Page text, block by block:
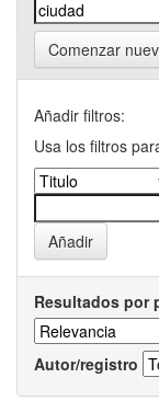
Comenzar
Añadir filtros:
Usa los filtros
Resultados por
Autor/registro